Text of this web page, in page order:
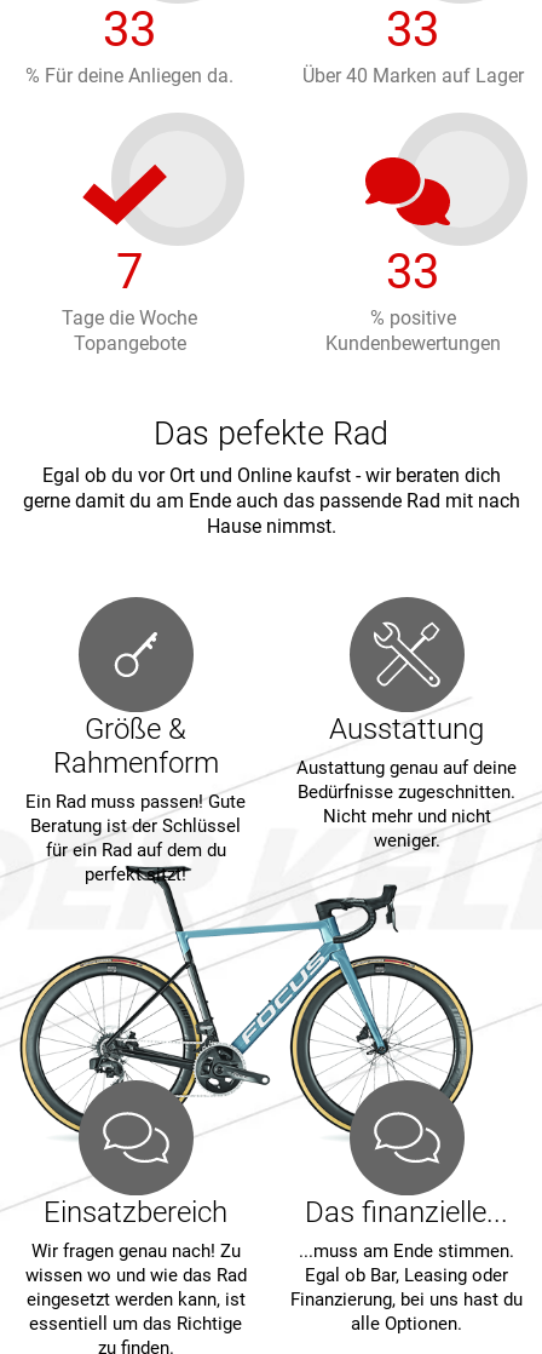
44
% Für deine Anliegen da.
40
Über 40 Marken auf Lager
7
Tage die Woche
Topangebote
44
% positive
Kundenbewertungen
Das pefekte Rad
Egal ob du vor Ort und Online kaufst - wir beraten dich
gerne damit du am Ende auch das passende Rad mit nach
Hause nimmst.
Größe &
Rahmenform
Ein Rad muss passen! Gute
Beratung ist der Schlüssel
für ein Rad auf dem du
perfekt sitzt!
Ausstattung
Austattung genau auf deine
Bedürfnisse zugeschnitten.
Nicht mehr und nicht
weniger.
Einsatzbereich
Wir fragen genau nach! Zu
wissen wo und wie das Rad
eingesetzt werden kann, ist
essentiell um das Richtige
zu finden.
Das finanzielle...
...muss am Ende stimmen.
Egal ob Bar, Leasing oder
Finanzierung, bei uns hast du
alle Optionen.